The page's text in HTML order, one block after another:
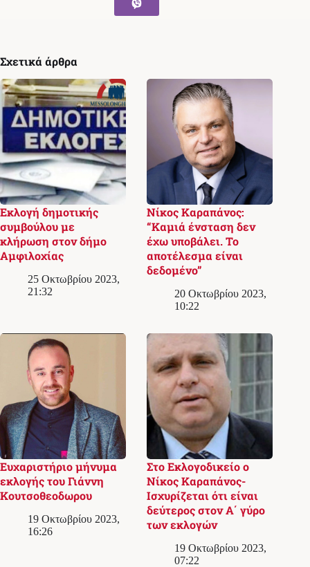
Σχετικά άρθρα
Εκλογή δημοτικής
συμβούλου με
κλήρωση στον δήμο
Αμφιλοχίας
25 Οκτωβρίου 2023,
21:32
Νίκος Καραπάνος:
“Καμιά ένσταση δεν
έχω υποβάλει. Το
αποτέλεσμα είναι
δεδομένο”
20 Οκτωβρίου 2023,
10:22
Ευχαριστήριο μήνυμα
εκλογής του Γιάννη
Κουτσοθεοδωρου
19 Οκτωβρίου 2023,
16:26
Στο Εκλογoδικείο ο
Νίκος Καραπάνος-
Ισχυρίζεται ότι είναι
δεύτερος στον Α΄ γύρο
των εκλογών
19 Οκτωβρίου 2023,
07:22